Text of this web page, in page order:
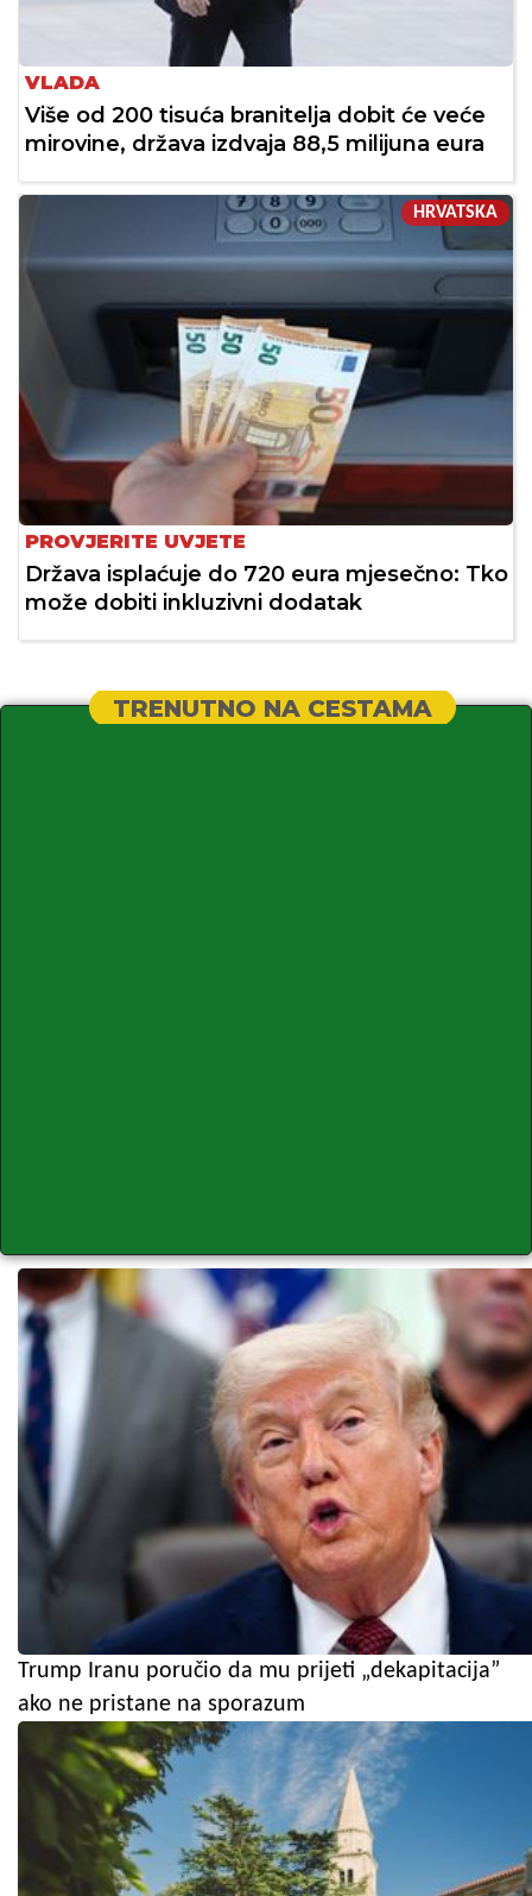
VLADA
Više od 200 tisuća branitelja dobit će veće
mirovine, država izdvaja 88,5 milijuna eura
HRVATSKA
PROVJERITE UVJETE
Država isplaćuje do 720 eura mjesečno: Tko
može dobiti inkluzivni dodatak
TRENUTNO NA CESTAMA
Trump Iranu poručio da mu prijeti „dekapitacija”
ako ne pristane na sporazum